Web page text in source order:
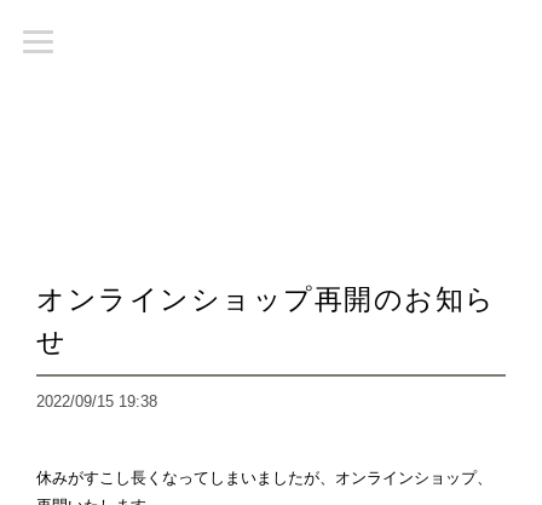
オンラインショップ再開のお知ら
せ
2022/09/15 19:38
休みがすこし長くなってしまいましたが、オンラインショップ、